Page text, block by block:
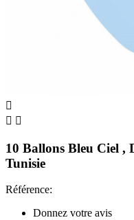

 
10 Ballons Bleu Ciel ,
Tunisie
Référence:
Donnez votre avis